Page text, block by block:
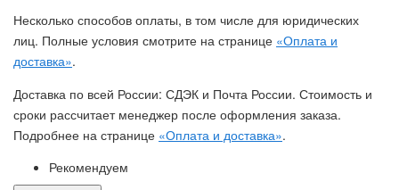
Несколько способов оплаты, в том числе для юридических
лиц. Полные условия смотрите на странице «Оплата и
доставка».
Доставка по всей России: СДЭК и Почта России. Стоимость и
сроки рассчитает менеджер после оформления заказа.
Подробнее на странице «Оплата и доставка».
Рекомендуем